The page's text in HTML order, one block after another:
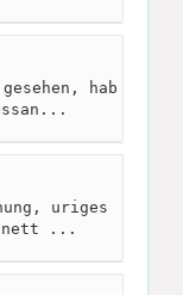
hab
uriges
nett ...